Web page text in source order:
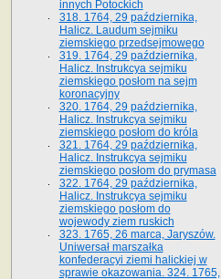
innych Potockich
318. 1764, 29 października,
Halicz. Laudum sejmiku
ziemskiego przedsejmowego
319. 1764, 29 października,
Halicz. Instrukcya sejmiku
ziemskiego posłom na sejm
koronacyjny
320. 1764, 29 października,
Halicz. Instrukcya sejmiku
ziemskiego posłom do króla
321. 1764, 29 października,
Halicz. Instrukcya sejmiku
ziemskiego posłom do prymasa
322. 1764, 29 października,
Halicz. Instrukcya sejmiku
ziemskiego posłom do
wojewody ziem ruskich
323. 1765, 26 marca, Jaryszów.
Uniwersał marszałka
konfederacyi ziemi halickiej w
sprawie okazowania. 324. 1765,